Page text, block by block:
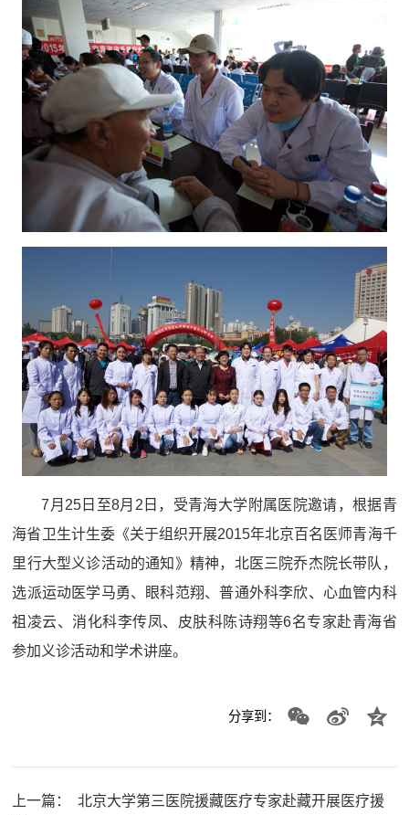
7月25日至8月2日，受青海大学附属医院邀请，根据青
海省卫生计生委《关于组织开展2015年北京百名医师青海千
里行大型义诊活动的通知》精神，北医三院乔杰院长带队，
选派运动医学马勇、眼科范翔、普通外科李欣、心血管内科
祖凌云、消化科李传凤、皮肤科陈诗翔等6名专家赴青海省
参加义诊活动和学术讲座。
分享到：
上一篇：
北京大学第三医院援藏医疗专家赴藏开展医疗援